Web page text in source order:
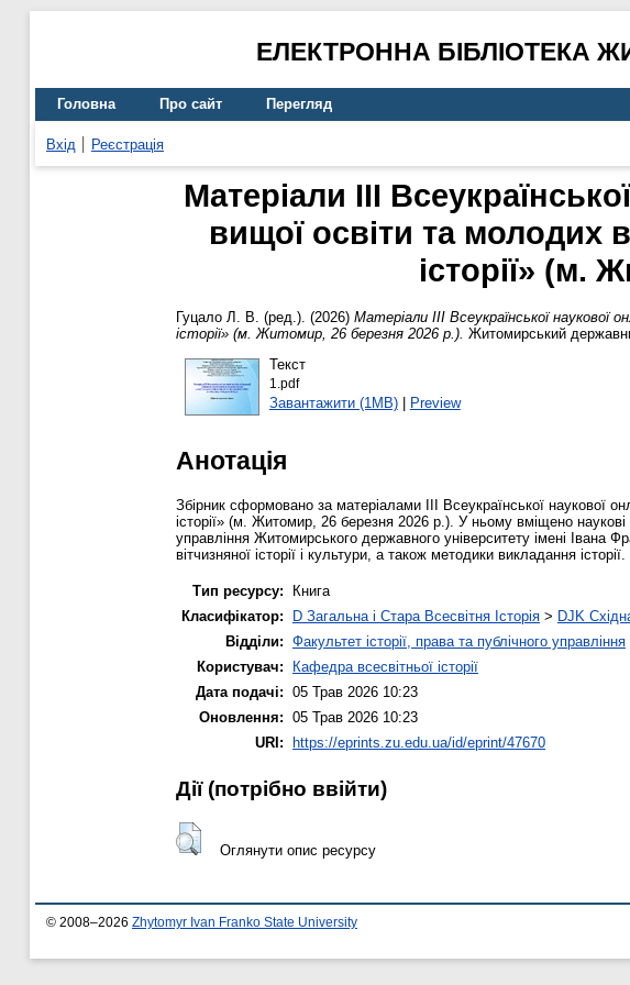
ЕЛЕКТРОННА БІБЛІОТЕКА
Головна Про сайт Перегляд
Вхід Реєстрація
Матеріали III
вищої освіти та молодих
історії» (м.
Гуцало Л. В. (ред.). (2026) Матеріали III Всеукраїнської наукової
історії» (м. Житомир, 26 березня 2026 р.). Житомирський
Текст
1.pdf
Завантажити (1MB)| Preview
Анотація
Збірник сформовано за матеріалами ІІІ Всеукраїнської наукової
історії» (м. Житомир, 26 березня 2026 р.). У ньому вміщено наукові
управління Житомирського державного університету імені Івана
вітчизняної історії і культури, а також методики викладання історії.
Тип ресурсу:
Книга
Класифікатор:
D Загальна і Стара Всесвітня Історія > DJK
Відділи: Факультет історії, права та публічного управління
Користувач:
Кафедра всесвітньої історії
Дата подачі: 05 Трав 2026 10:23
Оновлення: 05 Трав 2026 10:23
URI: https://eprints.zu.edu.ua/id/eprint/47670
Дії ​​(потрібно ввійти)
Оглянути опис ресурсу
© 2008–2026 Zhytomyr Ivan Franko State University